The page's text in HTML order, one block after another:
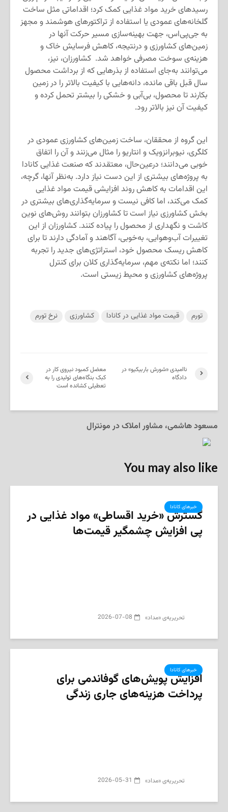
رسیدهای خرید مواد غذایی کمک کرد؛ اقداماتی مثل ساخت
گلخانه‌های عمودی یا استفاده از تراکتورهای هوشمند و مجهز
به جی‌پی‌اس، جهت بهینه‌سازی مسیر حرکت آنها در
زمین‌های کشاورزی و درنتیجه، کاهش فرسایش خاک و
هزینه‌ی سوخت مصرفی خواهد شد. کشاورزان، نیز،
می‌توانند به‎‌جای استفاده از بذرهایی که از برداشت محصول
سال قبل باقی مانده، دانه‌هایی با کیفیت بالاتر را در زمین
بکارند تا محصول، بی‌آبی و خشکی را بیشتر تحمل کرده و
کیفیت آن نیز بالاتر رود.
این گروه از محققان، ساخت زمین‎‌های کشاورزی عمودی در
کلگری، نیوبرانزویک و انتاریو را مثال می‌زنند و آن را اتفاق
خوبی می‌دانند؛ درعین‌حال، معتقدند که صنعت غذایی کانادا
به پروژه‌های بیشتری از این دست نیاز دارد. به‌نظر آنها، گرچه،
این اقدامات به کاهش روند افزایشی قیمت مواد غذایی
کمک می‌کند، اما کافی نیست و سرمایه‌گذاری‌های بیشتری در
بخش کشاورزی نیاز است تا کشاورزان بتوانند روش‌های نوین
کاشت و نگهداری از محصول را پیاده کنند. کشاورزان از این
تغییرات آب‌وهوایی، به‌خوبی، آگاهند و آمادگی دارند تا برای
کاهش ریسک محصول خود، استراتژی‌های جدید را تجربه
کنند؛ اما نکته‌ی مهم، سرمایه‌گذاری کلان برای کنترل
پروژه‌های کشاورزی و محیط زیستی است.
تورم قیمت مواد غذایی در کانادا کشاورزی نرخ تورم
معضل کمبود نیروی کار در
کبک بنگاه‌های تولیدی را به
تعطیلی کشانده است
ناامیدی «شورش باربیکیو» در
دادگاه
مسعود هاشمی، مشاور املاک در مونترال
You may also like
خبرهای کانادا
گسترش «خرید اقساطی» مواد غذایی در
پی افزایش چشمگیر قیمت‌ها
تحریریه‌ی «مداد» 2026-07-08
خبرهای کانادا
افزایش پویش‌های گوفاندمی برای
پرداخت هزینه‌های جاری زندگی
تحریریه‌ی «مداد» 2026-05-31